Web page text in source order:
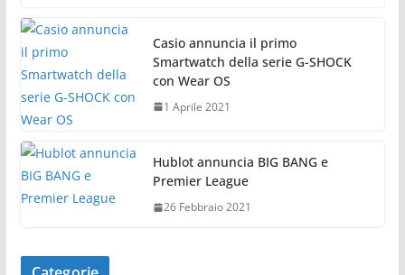
Casio annuncia il primo
Smartwatch della serie G-SHOCK
con Wear OS
1 Aprile 2021
Hublot annuncia BIG BANG e
Premier League
26 Febbraio 2021